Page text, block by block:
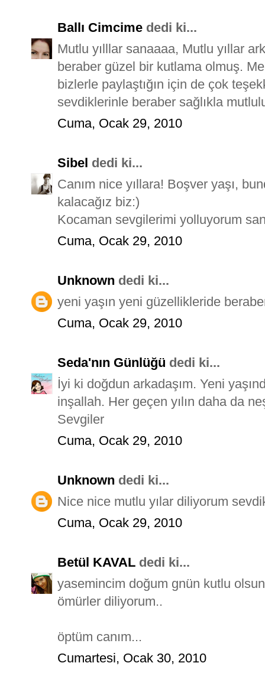
Ballı Cimcime dedi ki...
Mutlu yılllar sanaaaa, Mutlu yıllar
beraber güzel bir kutlama olmuş.
bizlerle paylaştığın için de çok
sevdiklerinle beraber sağlıkla
Cuma, Ocak 29, 2010
Sibel dedi ki...
Canım nice yıllara! Boşver yaşı,
kalacağız biz:)
Kocaman sevgilerimi yolluyorum
Cuma, Ocak 29, 2010
Unknown dedi ki...
yeni yaşın yeni güzellikleride
Cuma, Ocak 29, 2010
Seda'nın Günlüğü dedi ki...
İyi ki doğdun arkadaşım. Yeni
inşallah. Her geçen yılın daha da
Sevgiler
Cuma, Ocak 29, 2010
Unknown dedi ki...
Nice nice mutlu yılar diliyorum
Cuma, Ocak 29, 2010
Betül KAVAL dedi ki...
yasemincim doğum gnün kutlu
ömürler diliyorum..
öptüm canım...
Cumartesi, Ocak 30, 2010